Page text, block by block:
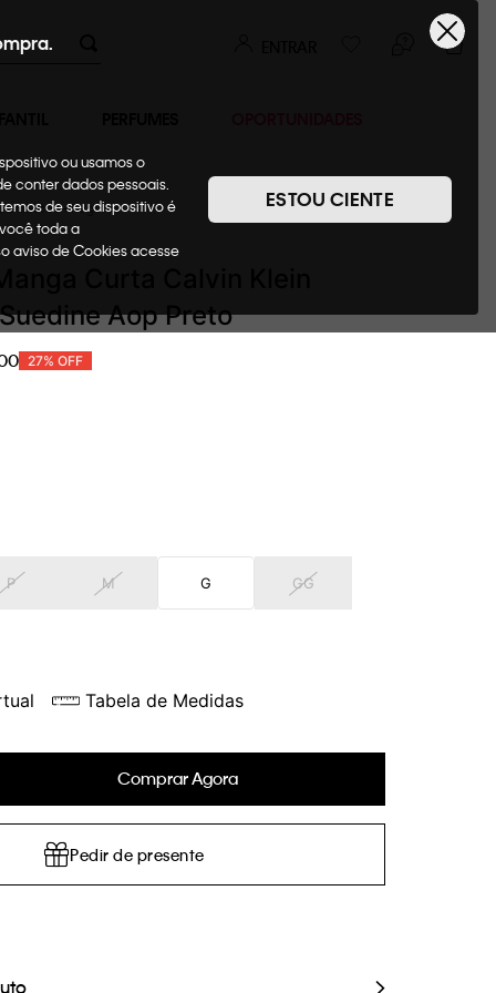
ou usamos o
conter dados pessoais.
de seu dispositivo é
toda a
aviso de Cookies acesse
ESTOU CIENTE
+ Regatas
Aop Preto
27% OFF
P M G GG
Tabela de Medidas
Comprar Agora
Pedir de presente